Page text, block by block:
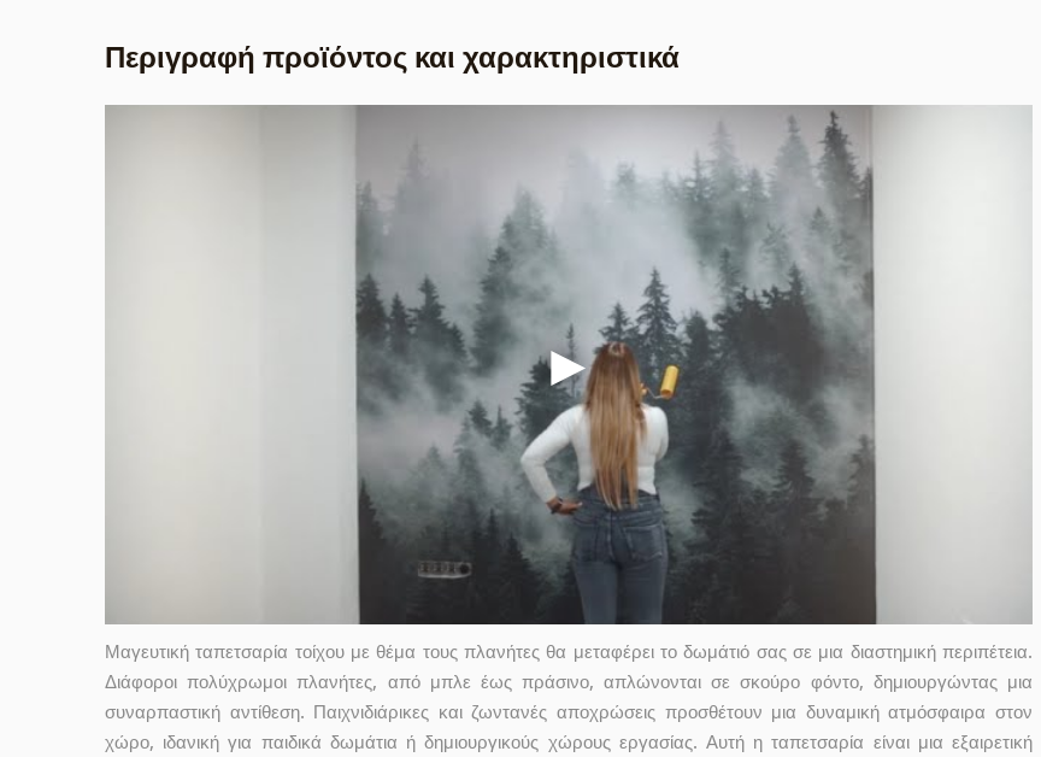
Περιγραφή προϊόντος και χαρακτηριστικά
Μαγευτική ταπετσαρία τοίχου με θέμα τους πλανήτες θα μεταφέρει το δωμάτιό σας σε μια διαστημική περιπέτεια.
Διάφοροι πολύχρωμοι πλανήτες, από μπλε έως πράσινο, απλώνονται σε σκούρο φόντο, δημιουργώντας μια
συναρπαστική αντίθεση. Παιχνιδιάρικες και ζωντανές αποχρώσεις προσθέτουν μια δυναμική ατμόσφαιρα στον
χώρο, ιδανική για παιδικά δωμάτια ή δημιουργικούς χώρους εργασίας. Αυτή η ταπετσαρία είναι μια εξαιρετική